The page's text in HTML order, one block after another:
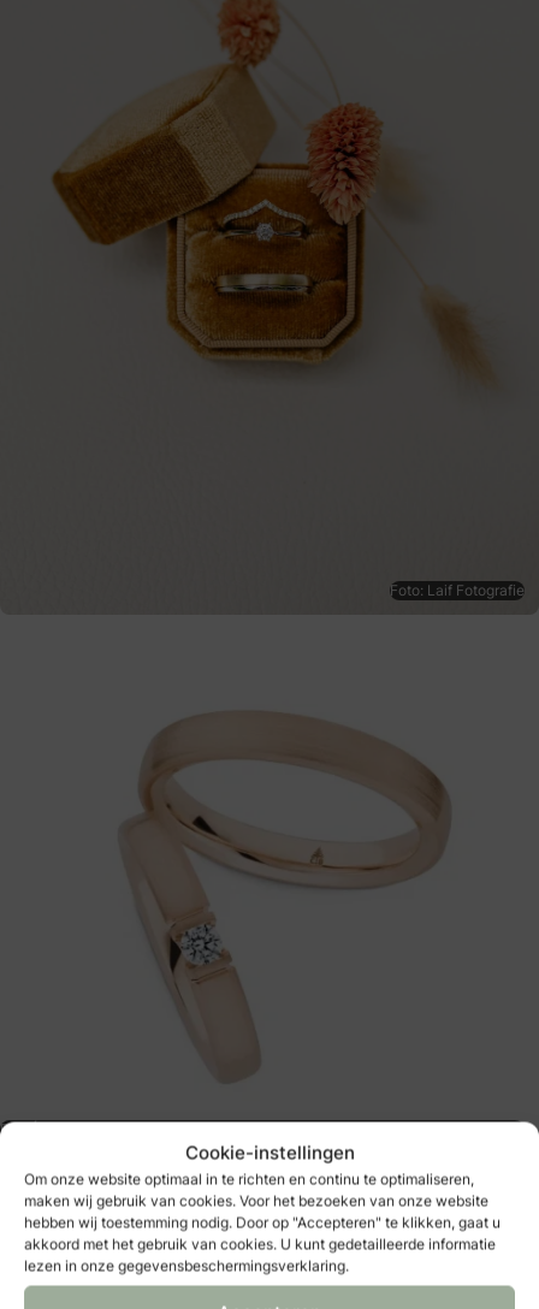
Cookie-instellingen
Om onze website optimaal in te richten en continu te optimaliseren,
maken wij gebruik van cookies. Voor het bezoeken van onze website
hebben wij toestemming nodig. Door op "Accepteren" te klikken, gaat u
akkoord met het gebruik van cookies. U kunt gedetailleerde informatie
lezen in onze gegevensbeschermingsverklaring.
Foto: Laif Fotografie
ROSÉGOUD – Trendy trouwringen in roségoud met een moderne, matte
Pavé verlovingsringen
Bij pavé- en kanaalzetting verlovingsringen zijn de bandjes
van de ring ingelegd met kleine diamanten. Hierdoor is je